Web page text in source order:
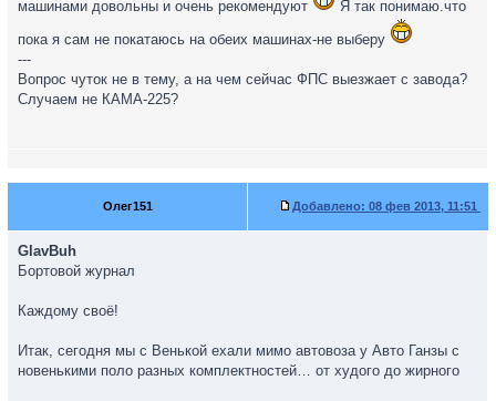
машинами довольны и очень рекомендуют
Я так понимаю.что
пока я сам не покатаюсь на обеих машинах-не выберу
---
Вопрос чуток не в тему, а на чем сейчас ФПС выезжает с завода?
Случаем не КАМА-225?
Олег151 Добавлено: 08 фев 2013, 11:51
GlavBuh
Бортовой журнал
Каждому своё!
Итак, сегодня мы с Венькой ехали мимо автовоза у Авто Ганзы с
новенькими поло разных комплектностей… от худого до жирного